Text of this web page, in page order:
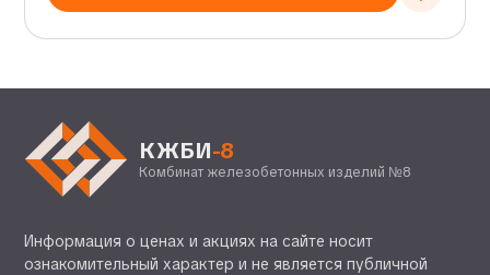
КЖБИ-8
Комбинат железобетонных изделий №8
Информация о ценах и акциях на сайте носит
ознакомительный характер и не является публичной